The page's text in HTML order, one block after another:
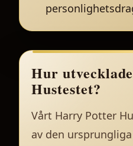
Hur
Hustestet?
Vårt Harry Potter
av den